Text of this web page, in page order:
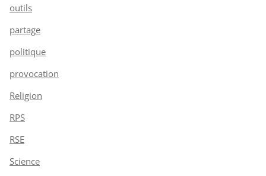
outils
partage
politique
provocation
Religion
RPS
RSE
Science